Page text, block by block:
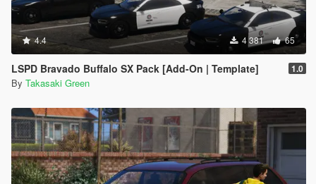
4.4 4 381 65
LSPD Bravado Buffalo SX Pack [Add-On | Template] 1.0
By Takasaki Green